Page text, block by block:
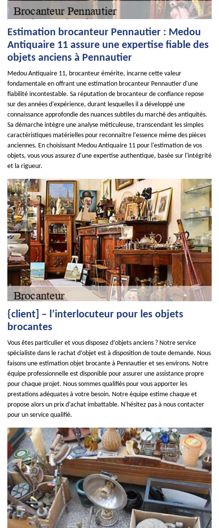
Estimation brocanteur Pennautier : Medou
Antiquaire 11 assure une expertise fiable des
objets anciens à Pennautier
Medou Antiquaire 11, brocanteur émérite, incarne cette valeur
fondamentale en offrant une estimation brocanteur Pennautier d'une
fiabilité incontestable. Sa réputation de brocanteur de confiance repose
sur des années d'expérience, durant lesquelles il a développé une
connaissance approfondie des nuances subtiles du marché des antiquités.
Sa démarche intègre une analyse méticuleuse, transcendant les simples
caractéristiques matérielles pour reconnaître l'essence même des pièces
anciennes. En choisissant Medou Antiquaire 11 pour l'estimation de vos
objets, vous vous assurez d'une expertise authentique, basée sur l'intégrité
et la rigueur.
{client] – l’interlocuteur pour les objets
brocantes
Vous êtes particulier et vous disposez d’objets anciens ? Notre service
spécialiste dans le rachat d’objet est à disposition de toute demande. Nous
faisons une estimation objet brocante à Pennautier et ses environs. Notre
équipe professionnelle est disponible pour assurer une assistance propre
pour chaque projet. Nous sommes qualifiés pour vous apporter les
prestations adéquates à votre besoin. Notre équipe estime chaque et
propose alors un prix d’achat imbattable. N'hésitez pas à nous contacter
pour un service qualifié.